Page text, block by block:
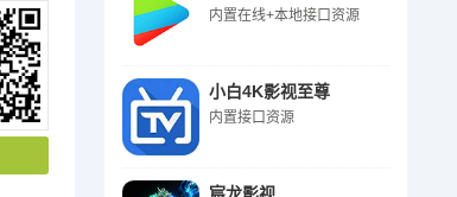
内置在线+本地接口资源
小白4K影视至尊
内置接口资源